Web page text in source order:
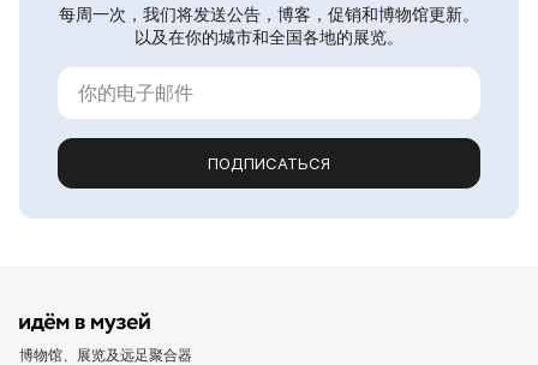
每周一次，我们将发送公告，博客，促销和博物馆更新。
以及在你的城市和全国各地的展览。
ПОДПИСАТЬСЯ
博物馆、展览及远足聚合器